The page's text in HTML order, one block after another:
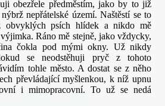
obezřele předměstím, jako by to již
nepřátelské území. Naštěstí se to
obvyklých psích hlídek a nikdo mě
Ráno mě stejně, jako vždycky,
čokla pod mými okny. Už nikdy
se neodstěhuji pryč z tohoto
tohle město. A dostat se z něho
převládající myšlenkou, k níž upnu
i mimopracovní. To už se nedá